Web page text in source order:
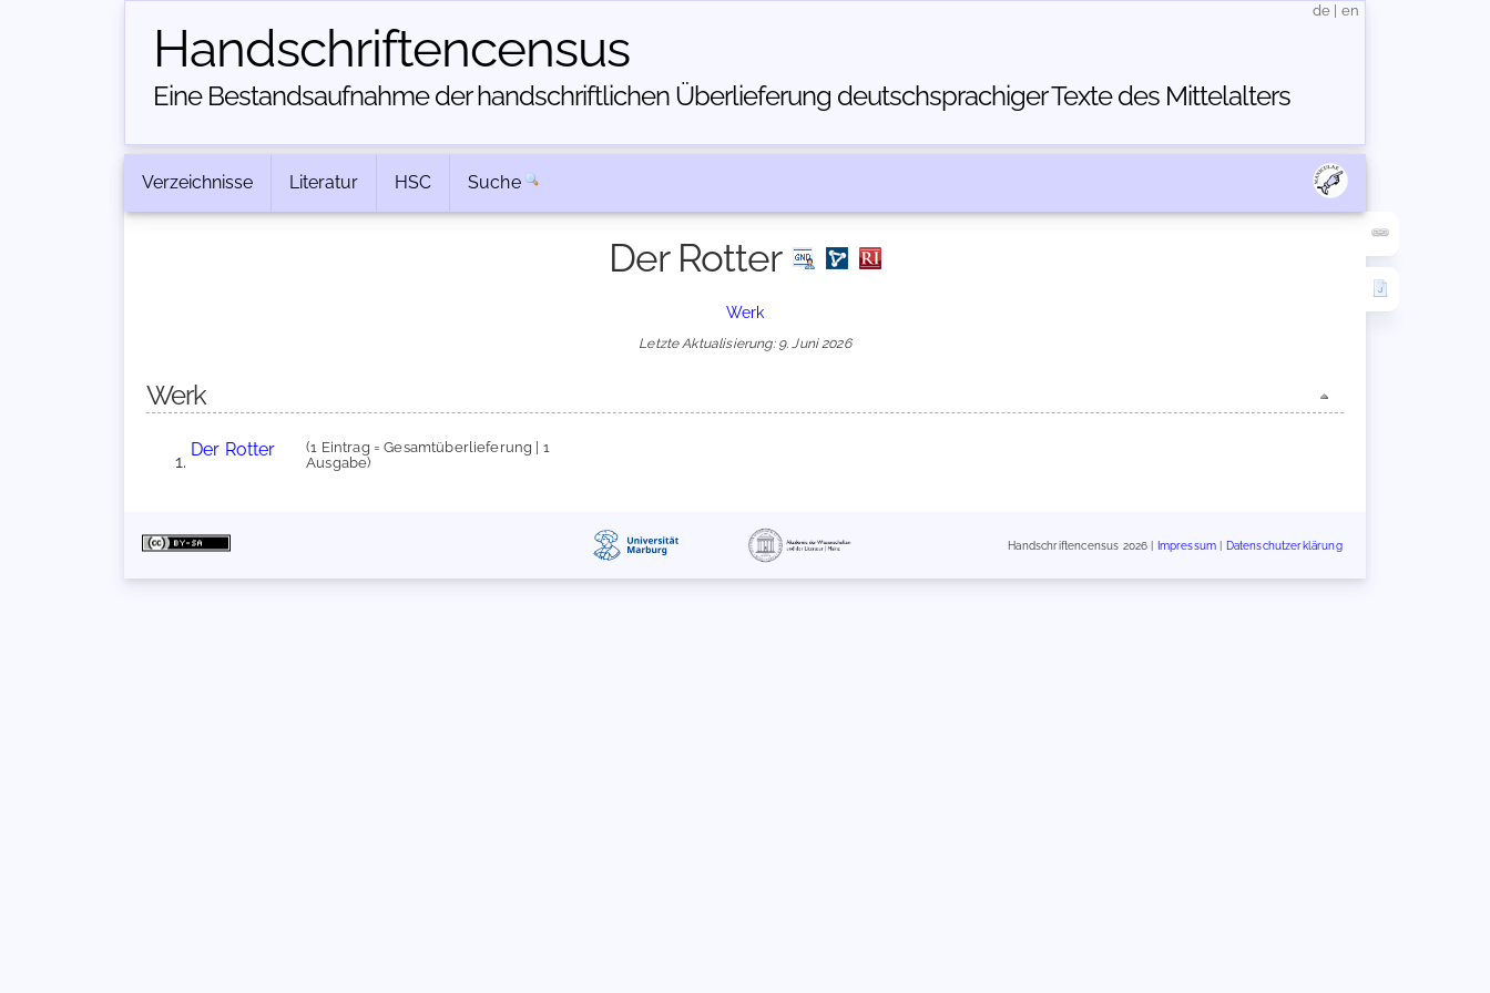
Handschriften­census
Eine Bestandsaufnahme der handschriftlichen Über­lieferung deutschsprachiger Texte des Mittelalters
de en
Verzeichnisse Literatur HSC Suche
Der Rotter
Werk
Letzte Aktualisierung: 9. Juni 2026
Werk
Der Rotter
(1 Eintrag = Gesamtüberlieferung | 1
Ausgabe)
Handschriftencensus 2026 | Impressum Datenschutzerklärung